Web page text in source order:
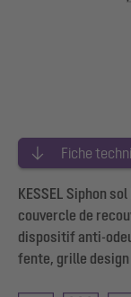
Fiche
KESSEL Siphon
couvercle de
dispositif anti-
fente, grille